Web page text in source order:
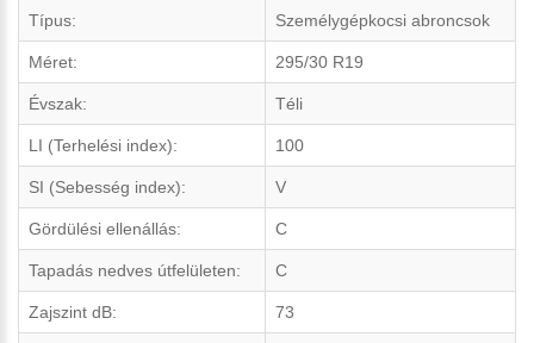
Típus: Személygépkocsi abroncsok
Méret: 295/30 R19
Évszak: Téli
LI (Terhelési index): 100
SI (Sebesség index): V
Gördülési ellenállás: C
Tapadás nedves útfelületen: C
Zajszint dB: 73